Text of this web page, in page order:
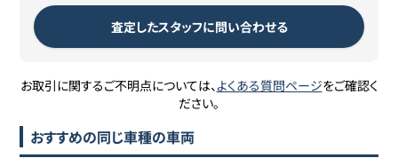
査定したスタッフに問い合わせる
お取引に関するご不明点については、よくある質問ページをご確認く
ださい。
おすすめの同じ車種の車両